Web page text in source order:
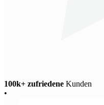
100k+ zufriedene Kunden
•